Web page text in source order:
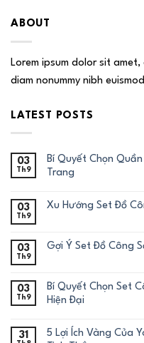
ABOUT
Lorem ipsum dolor sit
diam nonummy nibh
LATEST POSTS
03
Th9
Bí Quyết Chọn
Trang
03
Th9
Xu Hướng Set Đồ
03
Th9
Gợi Ý Set Đồ Công
03
Th9
Bí Quyết Chọn Set
Hiện Đại
31
5 Lợi Ích Vàng Của